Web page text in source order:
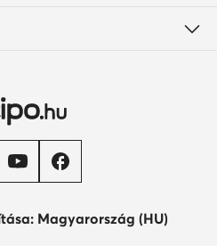
Magyarország (HU)